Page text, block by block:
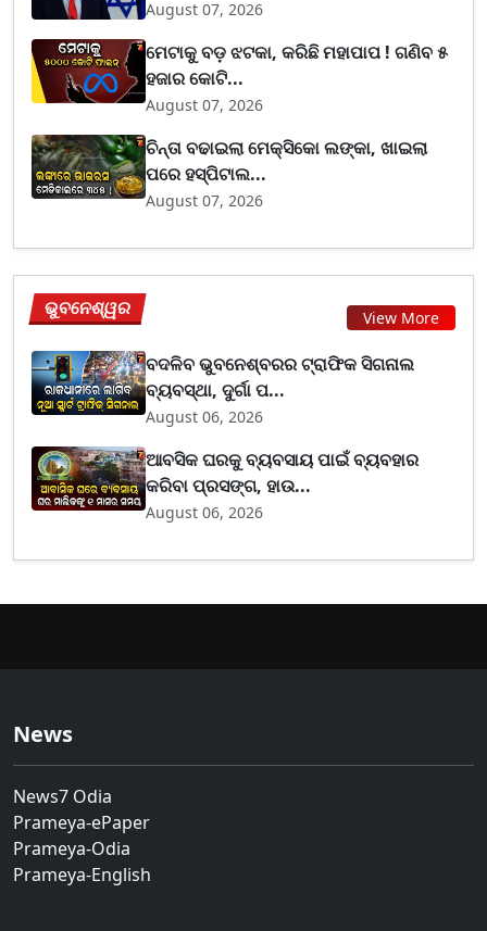
August 07, 2026
ମେଟାକୁ ବଡ଼ ଝଟକା, କରିଛି ମହାପାପ ! ଗଣିବ ୫
ହଜାର କୋଟି...
August 07, 2026
ଚିନ୍ତା ବଢାଇଲା ମେକ୍ସିକୋ ଲଙ୍କା, ଖାଇଲା
ପରେ ହସ୍ପିଟାଲ...
August 07, 2026
ଭୁବନେଶ୍ୱର View More
ବଦଳିବ ଭୁବନେଶ୍ବରର ଟ୍ରାଫିକ ସିଗନାଲ
ବ୍ୟବସ୍ଥା, ଦୁର୍ଗା ପ...
August 06, 2026
ଆବସିକ ଘରକୁ ବ୍ୟବସାୟ ପାଇଁ ବ୍ୟବହାର
କରିବା ପ୍ରସଙ୍ଗ, ହାଉ...
August 06, 2026
News
News7 Odia
Prameya-ePaper
Prameya-Odia
Prameya-English